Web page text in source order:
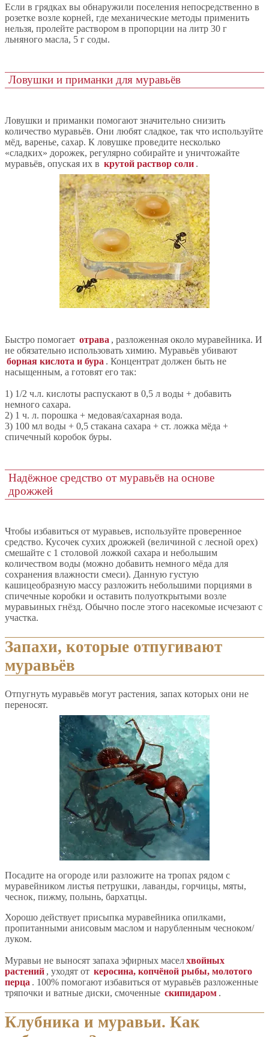
Если в грядках вы обнаружили поселения непосредственно в
розетке возле корней, где механические методы применить
нельзя, пролейте раствором в пропорции на литр 30 г
льняного масла, 5 г соды.
Ловушки и приманки для муравьёв
Ловушки и приманки помогают значительно снизить
количество муравьёв. Они любят сладкое, так что используйте
мёд, варенье, сахар. К ловушке проведите несколько
«сладких» дорожек, регулярно собирайте и уничтожайте
муравьёв, опуская их в крутой раствор соли .
Быстро помогает отрава , разложенная около муравейника. И
не обязательно использовать химию. Муравьёв убивают
борная кислота и бура . Концентрат должен быть не
насыщенным, а готовят его так:
1) 1/2 ч.л. кислоты распускают в 0,5 л воды + добавить
немного сахара.
2) 1 ч. л. порошка + медовая/сахарная вода.
3) 100 мл воды + 0,5 стакана сахара + ст. ложка мёда +
спичечный коробок буры.
Надёжное средство от муравьёв на основе
дрожжей
Чтобы избавиться от муравьев, используйте проверенное
средство. Кусочек сухих дрожжей (величиной с лесной орех)
смешайте с 1 столовой ложкой сахара и небольшим
количеством воды (можно добавить немного мёда для
сохранения влажности смеси). Данную густую
кашицеобразную массу разложить небольшими порциями в
спичечные коробки и оставить полуоткрытыми возле
муравьиных гнёзд. Обычно после этого насекомые исчезают с
участка.
Запахи, которые отпугивают
муравьёв
Отпугнуть муравьёв могут растения, запах которых они не
переносят.
Посадите на огороде или разложите на тропах рядом с
муравейником листья петрушки, лаванды, горчицы, мяты,
чеснок, пижму, полынь, бархатцы.
Хорошо действует присыпка муравейника опилками,
пропитанными анисовым маслом и нарубленным чесноком/
луком.
Муравьи не выносят запаха эфирных маселхвойных
растений , уходят от керосина, копчёной рыбы, молотого
перца . 100% помогают избавиться от муравьёв разложенные
тряпочки и ватные диски, смоченные скипидаром .
Клубника и муравьи. Как